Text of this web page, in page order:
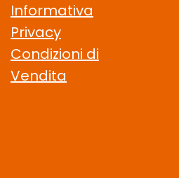
Informativa
Privacy
Condizioni di
Vendita